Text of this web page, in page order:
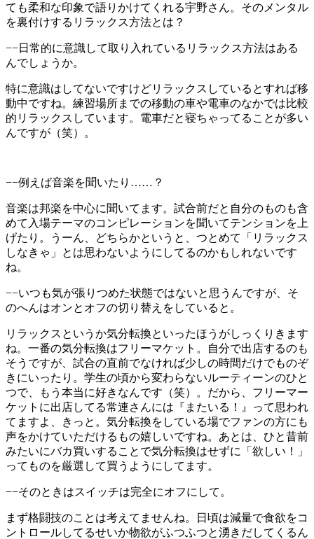
ても柔和な印象で語りかけてくれる宇野さん。そのメンタル
を裏付けするリラックス方法とは？
−−日常的に意識して取り入れているリラックス方法はある
んでしょうか。
特に意識はしてないですけどリラックスしているとすれば移
動中ですね。練習場所までの移動の車や電車のなかでは比較
的リラックスしています。電車だと寝ちゃってることが多い
んですが（笑）。
−−例えば音楽を聞いたり……？
音楽は邦楽を中心に聞いてます。試合前だと自分のものも含
めて入場テーマのコンピレーションを聞いてテンションを上
げたり。うーん、どちらかというと、つとめて「リラックス
しなきゃ」とは思わないようにしてるのかもしれないです
ね。
−−いつも気が張りつめた状態ではないと思うんですが、そ
のへんはオンとオフの切り替えをしていると。
リラックスというか気分転換といったほうがしっくりきます
ね。一番の気分転換はフリーマケット。自分で出店するのも
そうですが、試合の直前でなければ少しの時間だけでものぞ
きにいったり。学生の頃から変わらないルーティーンのひと
つで、もう本当に好きなんです（笑）。だから、フリーマー
ケットに出店してる常連さんには『またいる！』って思われ
てますよ、きっと。気分転換をしている場でファンの方にも
声をかけていただけるもの嬉しいですね。あとは、ひと昔前
みたいにバカ買いすることで気分転換はせずに「欲しい！」
ってものを厳選して買うようにしてます。
−−そのときはスイッチは完全にオフにして。
まず格闘技のことは考えてませんね。日頃は減量で食欲をコ
ントロールしてるせいか物欲がふつふつと湧きだしてくるん